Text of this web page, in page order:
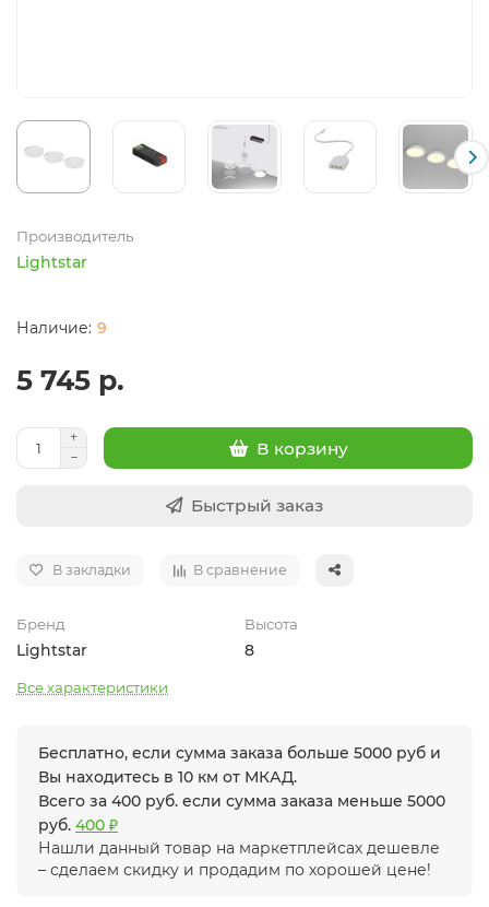
Производитель
Lightstar
9
5 745 р.
В корзину
Быстрый заказ
В закладки В сравнение
Бренд
Lightstar
Высота
8
Все характеристики
Бесплатно, если сумма заказа больше 5000 руб и
Вы находитесь в 10 км от МКАД.
Всего за 400 руб. если сумма заказа меньше 5000
руб. 400 ₽
Нашли данный товар на маркетплейсах дешевле
– сделаем скидку и продадим по хорошей цене!